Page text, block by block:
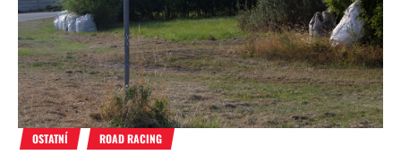
OSTATNÍ ROAD RACING